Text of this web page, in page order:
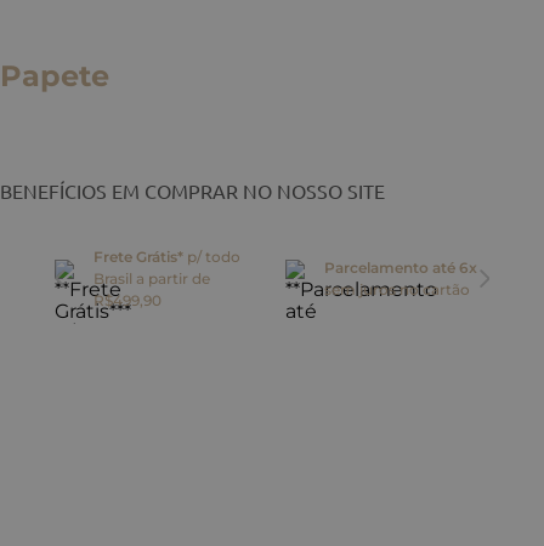
Papete
BENEFÍCIOS EM COMPRAR NO NOSSO SITE
Frete Grátis* p/ todo
Brasil a partir de
R$499,90
Parcelamento até 6x
sem juros no cartão